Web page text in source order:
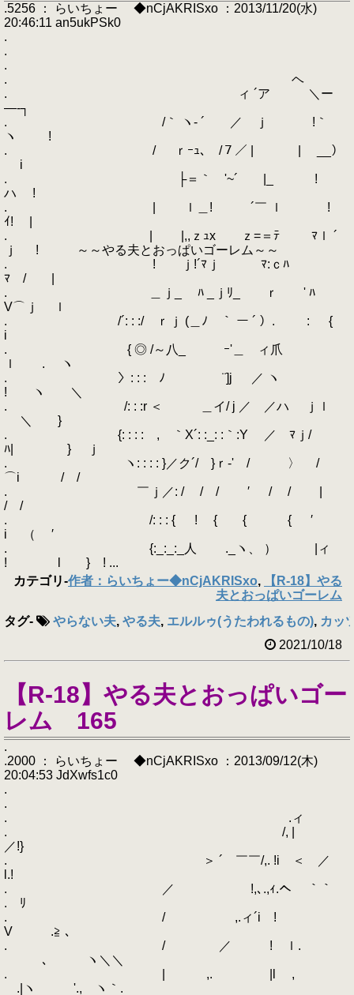
.5256 ： らいちょー ◆nCjAKRISxo ：2013/11/20(水)
20:46:11 an5ukPSk0
.
.
.
. ヘ
. ィ ´ア ＼ー
―‐┐
. /｀ ヽ‐ ´ ／ ｊ !｀
ヽ !
. / ｒｰｭ､ /７／ | | __）
i
. ├＝｀ '~´ |_ !
ハ !
. | ｌ＿! ´￣ ｌ !
ｲ! |
. | |,,ｚｭx ｚ=＝ﾃ ﾏｌ ´
ｊ ! ～～やる夫とおっぱいゴーレム～～
. ! ｊ!´ﾏｊ ﾏ:ｃﾊ
ﾏ / |
. ＿ｊ_ ﾊ _ｊﾘ_ ｒ ゞ' ﾊ
V⌒ｊ ｌ
. /´: : :/ ｒｊ (＿ﾉ￣｀ ー ´ ）. : {
i
. { ◎ /～八_ ｰ'＿ ィ爪
ｌ . ヽ
. 〉: : :￣ﾉ ￣ ¨]j ／ ヽ
! ヽ ＼
. /: : :r ＜ ＿イ/ j ／ ／ハ ｊｌ
＼ }
. {: : : :ゝ, ｀X´: :_: :｀:Y ／ ﾏｊ/
ﾊ| } ｊ
. ヽ: : : : }／ク´/ }ｒ‐' / 〉 /
⌒i / /
. ￣ｊ／: / / / ′ / / |
/ /
. /: : : { ! { { { ′
i （ ′
. {:_:_:_人 ゝ._ヽ、 ） |ィ
! l } ! ...
カテゴリ-作者：らいちょー◆nCjAKRISxo,
【R-18】やる
夫とおっぱいゴーレム
タグ- やらない夫, やる夫, エルルゥ(うたわれるもの), カッ
2021/10/18
【R-18】やる夫とおっぱいゴー
レム 165
.
.2000 ： らいちょー ◆nCjAKRISxo ：2013/09/12(木)
20:04:53 JdXwfs1c0
.
.
. .ィ
. /, |
／!}
. ＞ ´ ￣￣/,. !i ＜ ／
l.!
. ／ !,､.,ｨ.へ ｀｀
. ﾘ
. / ,.ィ´i !
V .≧ ､
. / ／ ! ｌ.
､ ヽ＼＼
. | ,. |l ,
.|ヽ '., ヽ｀.